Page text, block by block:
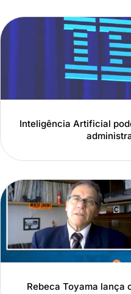
Inteligência Artificial
Rebeca Toyama lança